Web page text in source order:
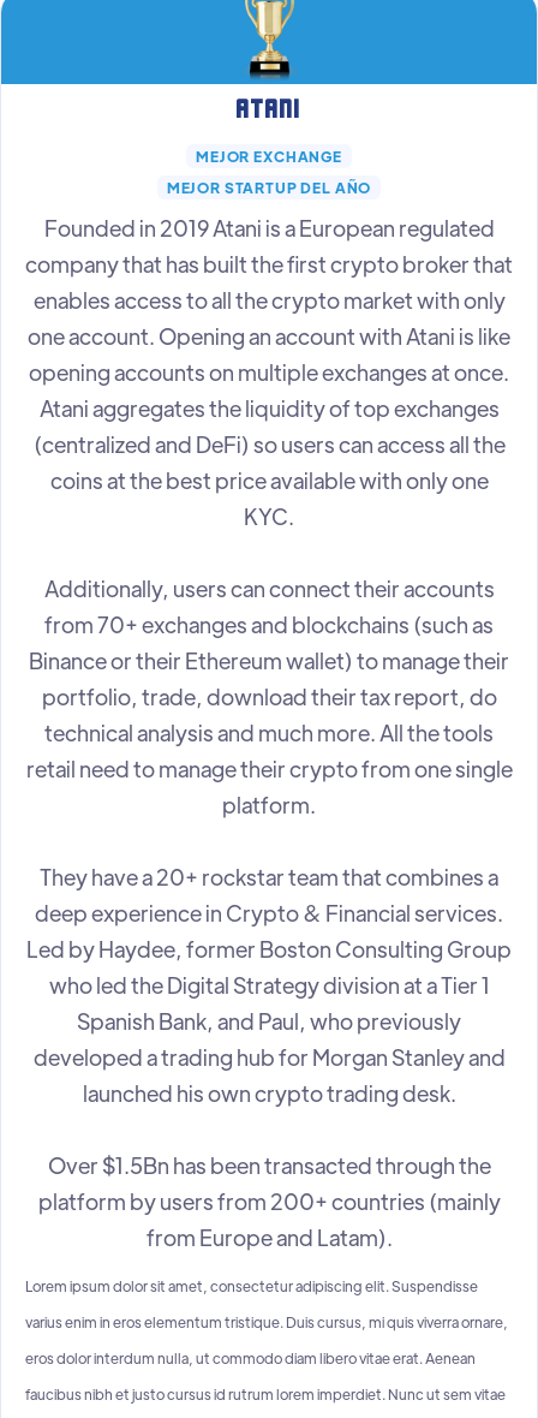
Atani
MEJOR EXCHANGE
MEJOR STARTUP DEL AÑO
Founded in 2019 Atani is a European regulated
company that has built the first crypto broker that
enables access to all the crypto market with only
one account. Opening an account with Atani is like
opening accounts on multiple exchanges at once.
Atani aggregates the liquidity of top exchanges
(centralized and DeFi) so users can access all the
coins at the best price available with only one
KYC.
Additionally, users can connect their accounts
from 70+ exchanges and blockchains (such as
Binance or their Ethereum wallet) to manage their
portfolio, trade, download their tax report, do
technical analysis and much more. All the tools
retail need to manage their crypto from one single
platform.
They have a 20+ rockstar team that combines a
deep experience in Crypto & Financial services.
Led by Haydee, former Boston Consulting Group
who led the Digital Strategy division at a Tier 1
Spanish Bank, and Paul, who previously
developed a trading hub for Morgan Stanley and
launched his own crypto trading desk.
Over $1.5Bn has been transacted through the
platform by users from 200+ countries (mainly
from Europe and Latam).
Lorem ipsum dolor sit amet, consectetur adipiscing elit. Suspendisse
varius enim in eros elementum tristique. Duis cursus, mi quis viverra ornare,
eros dolor interdum nulla, ut commodo diam libero vitae erat. Aenean
faucibus nibh et justo cursus id rutrum lorem imperdiet. Nunc ut sem vitae